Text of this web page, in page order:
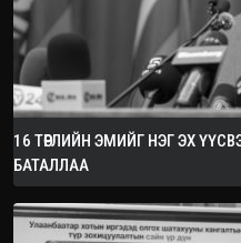
16 ТӨРЛИЙН ЭМИЙГ НЭГ ЭХ
БАТАЛЛАА